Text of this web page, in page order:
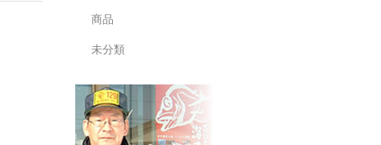
商品
未分類